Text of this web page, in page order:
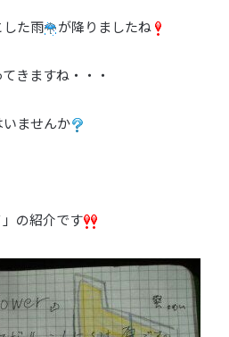
た雨 が降りましたね
きますね・・・
ませんか
の紹介です